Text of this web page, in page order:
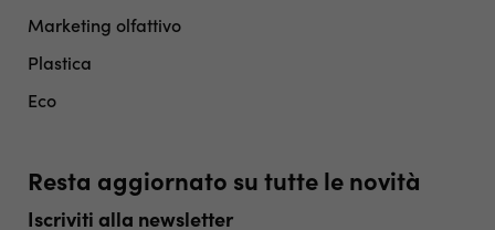
Marketing olfattivo
Plastica
Eco
Resta aggiornato su tutte le novità
Iscriviti alla newsletter